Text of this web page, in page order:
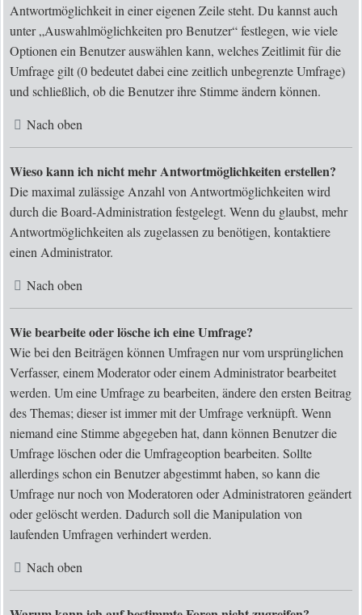
Antwortmöglichkeit in einer eigenen Zeile steht. Du kannst auch
unter „Auswahlmöglichkeiten pro Benutzer“ festlegen, wie viele
Optionen ein Benutzer auswählen kann, welches Zeitlimit für die
Umfrage gilt (0 bedeutet dabei eine zeitlich unbegrenzte Umfrage)
und schließlich, ob die Benutzer ihre Stimme ändern können.
Nach oben
Wieso kann ich nicht mehr Antwortmöglichkeiten erstellen?
Die maximal zulässige Anzahl von Antwortmöglichkeiten wird
durch die Board-Administration festgelegt. Wenn du glaubst, mehr
Antwortmöglichkeiten als zugelassen zu benötigen, kontaktiere
einen Administrator.
Nach oben
Wie bearbeite oder lösche ich eine Umfrage?
Wie bei den Beiträgen können Umfragen nur vom ursprünglichen
Verfasser, einem Moderator oder einem Administrator bearbeitet
werden. Um eine Umfrage zu bearbeiten, ändere den ersten Beitrag
des Themas; dieser ist immer mit der Umfrage verknüpft. Wenn
niemand eine Stimme abgegeben hat, dann können Benutzer die
Umfrage löschen oder die Umfrageoption bearbeiten. Sollte
allerdings schon ein Benutzer abgestimmt haben, so kann die
Umfrage nur noch von Moderatoren oder Administratoren geändert
oder gelöscht werden. Dadurch soll die Manipulation von
laufenden Umfragen verhindert werden.
Nach oben